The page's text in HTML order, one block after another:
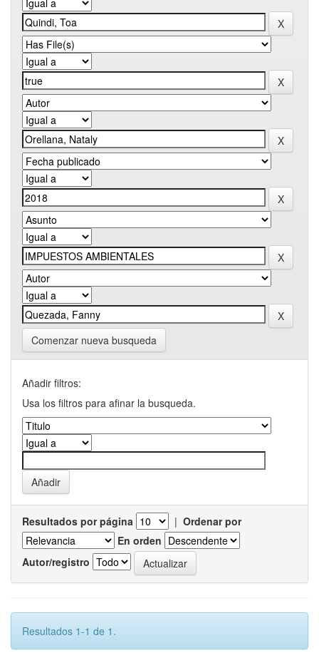
Comenzar nueva busqueda
Añadir filtros:
Usa los filtros para afinar la busqueda.
Resultados por página | Ordenar por
En orden
Autor/registro
Resultados 1-1 de 1.